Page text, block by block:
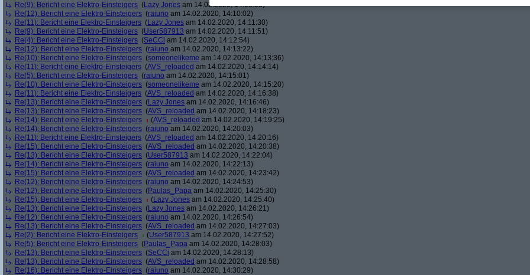
Re(9): Bericht eine Elektro-Einsteigers (Lazy Jones am 14.02.2020, 14:08:08)
Re(12): Bericht eine Elektro-Einsteigers (raiuno am 14.02.2020, 14:10:02)
Re(11): Bericht eine Elektro-Einsteigers (Lazy Jones am 14.02.2020, 14:11:30)
Re(9): Bericht eine Elektro-Einsteigers (User587913 am 14.02.2020, 14:11:51)
Re(4): Bericht eine Elektro-Einsteigers (SeCCi am 14.02.2020, 14:12:54)
Re(12): Bericht eine Elektro-Einsteigers (raiuno am 14.02.2020, 14:13:22)
Re(10): Bericht eine Elektro-Einsteigers (someonelikeme am 14.02.2020, 14:13:36)
Re(11): Bericht eine Elektro-Einsteigers (AVS_reloaded am 14.02.2020, 14:14:14)
Re(5): Bericht eine Elektro-Einsteigers (raiuno am 14.02.2020, 14:15:01)
Re(10): Bericht eine Elektro-Einsteigers (someonelikeme am 14.02.2020, 14:15:20)
Re(11): Bericht eine Elektro-Einsteigers (AVS_reloaded am 14.02.2020, 14:16:38)
Re(13): Bericht eine Elektro-Einsteigers (Lazy Jones am 14.02.2020, 14:16:46)
Re(13): Bericht eine Elektro-Einsteigers (AVS_reloaded am 14.02.2020, 14:18:23)
Re(14): Bericht eine Elektro-Einsteigers
(AVS_reloaded am 14.02.2020, 14:19:25)
Re(14): Bericht eine Elektro-Einsteigers (raiuno am 14.02.2020, 14:20:03)
Re(11): Bericht eine Elektro-Einsteigers (AVS_reloaded am 14.02.2020, 14:20:16)
Re(15): Bericht eine Elektro-Einsteigers (AVS_reloaded am 14.02.2020, 14:20:38)
Re(13): Bericht eine Elektro-Einsteigers (User587913 am 14.02.2020, 14:22:04)
Re(14): Bericht eine Elektro-Einsteigers (raiuno am 14.02.2020, 14:22:13)
Re(15): Bericht eine Elektro-Einsteigers (AVS_reloaded am 14.02.2020, 14:23:42)
Re(12): Bericht eine Elektro-Einsteigers (raiuno am 14.02.2020, 14:24:53)
Re(12): Bericht eine Elektro-Einsteigers (Paulas_Papa am 14.02.2020, 14:25:30)
Re(15): Bericht eine Elektro-Einsteigers
(Lazy Jones am 14.02.2020, 14:25:40)
Re(13): Bericht eine Elektro-Einsteigers (Lazy Jones am 14.02.2020, 14:26:21)
Re(12): Bericht eine Elektro-Einsteigers (raiuno am 14.02.2020, 14:26:54)
Re(13): Bericht eine Elektro-Einsteigers (AVS_reloaded am 14.02.2020, 14:27:03)
Re(2): Bericht eine Elektro-Einsteigers
(User587913 am 14.02.2020, 14:27:52)
Re(5): Bericht eine Elektro-Einsteigers (Paulas_Papa am 14.02.2020, 14:28:03)
Re(13): Bericht eine Elektro-Einsteigers (SeCCi am 14.02.2020, 14:28:13)
Re(13): Bericht eine Elektro-Einsteigers (AVS_reloaded am 14.02.2020, 14:28:58)
Re(16): Bericht eine Elektro-Einsteigers (raiuno am 14.02.2020, 14:30:29)